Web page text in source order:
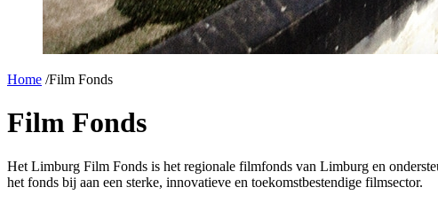
Home /Film Fonds
Film Fonds
Het Limburg Film Fonds is het regionale filmfonds van Limburg en
het fonds bij aan een sterke, innovatieve en toekomstbestendige filmsector.